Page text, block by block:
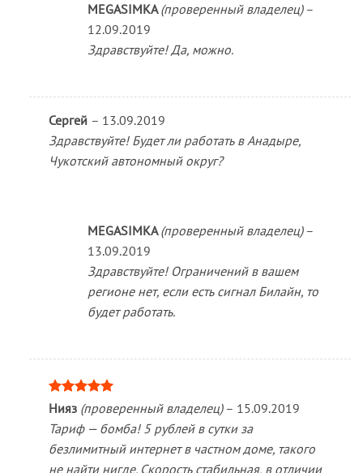
MEGASIMKA(проверенный владелец) –
12.09.2019
Здравствуйте! Да, можно.
Сергей – 13.09.2019
Здравствуйте! Будет ли работать в Анадыре,
Чукотский автономный округ?
MEGASIMKA(проверенный владелец) –
13.09.2019
Здравствуйте! Ограничений в вашем
регионе нет, если есть сигнал Билайн, то
будет работать.
Оценка5
Нияз (проверенный владелец) – 15.09.2019
Тариф — бомба! 5 рублей в сутки за
безлимитный интернет в частном доме, такого
не найти нигде. Скорость стабильная, в отличии